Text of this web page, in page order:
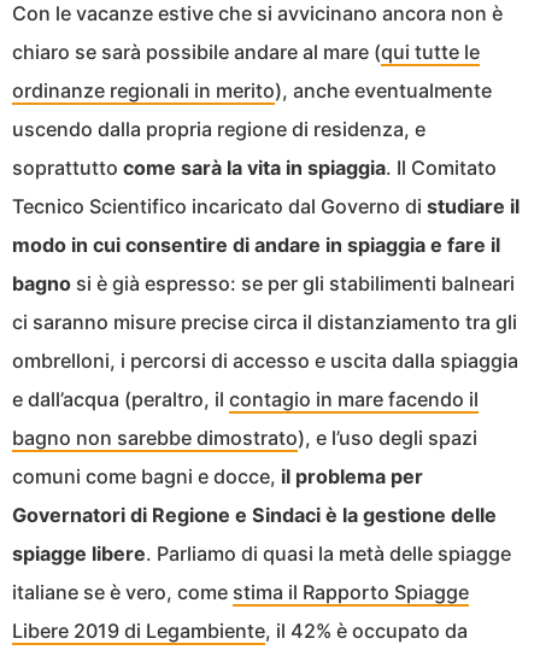
Con le vacanze estive che si avvicinano ancora non è
chiaro se sarà possibile andare al mare (qui tutte le
ordinanze regionali in merito), anche eventualmente
uscendo dalla propria regione di residenza, e
soprattutto come sarà la vita in spiaggia. Il Comitato
Tecnico Scientifico incaricato dal Governo di studiare il
modo in cui consentire di andare in spiaggia e fare il
bagno si è già espresso: se per gli stabilimenti balneari
ci saranno misure precise circa il distanziamento tra gli
ombrelloni, i percorsi di accesso e uscita dalla spiaggia
e dall’acqua (peraltro, il contagio in mare facendo il
bagno non sarebbe dimostrato), e l’uso degli spazi
comuni come bagni e docce, il problema per
Governatori di Regione e Sindaci è la gestione delle
spiagge libere. Parliamo di quasi la metà delle spiagge
italiane se è vero, come stima il Rapporto Spiagge
Libere 2019 di Legambiente, il 42% è occupato da